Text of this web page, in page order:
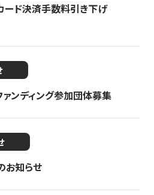
ード決済手数料引き下げ
ンディング参加団体募集
お知らせ